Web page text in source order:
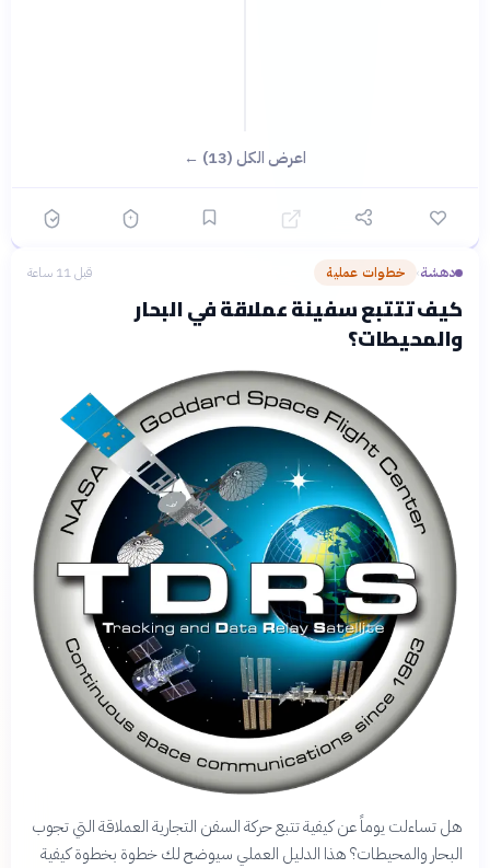
اعرض الكل (13) ←
دهشة› خطوات عملية قبل 11 ساعة
كيف تتتبع سفينة عملاقة في البحار
والمحيطات؟
هل تساءلت يوماً عن كيفية تتبع حركة السفن التجارية العملاقة التي تجوب
البحار والمحيطات؟ هذا الدليل العملي سيوضح لك خطوة بخطوة كيفية